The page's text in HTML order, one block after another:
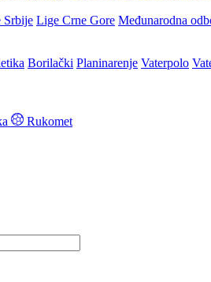
Srbije Lige Crne Gore Međunarodna
Borilački Planinarenje Vaterpolo
Rukomet